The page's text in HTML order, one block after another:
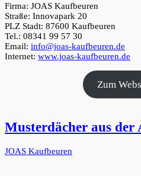
Firma: JOAS Kaufbeuren
Straße: Innovapark 20
PLZ Stadt: 87600 Kaufbeuren
Tel.: 08341 99 57 30
Email: info@joas-kaufbeuren.de
Internet: www.joas-kaufbeuren.de
Zum
Musterdächer aus der
JOAS Kaufbeuren